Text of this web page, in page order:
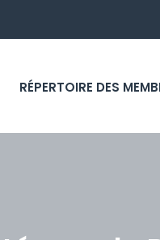
RÉPERTOIRE DES